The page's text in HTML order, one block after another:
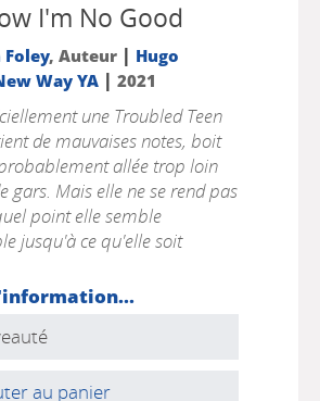
I'm No Good
Foley, Auteur | Hugo
Way YA| 2021
une Troubled Teen
de mauvaises notes, boit
allée trop loin
gars. Mais elle ne se rend pas
point elle semble
jusqu'à ce qu'elle soit
au panier